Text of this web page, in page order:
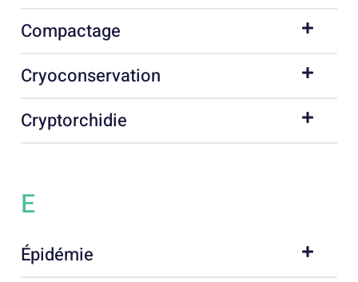
Compactage
Cryoconservation
Cryptorchidie
E
Épidémie